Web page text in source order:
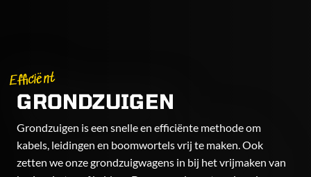
Efficiënt
GRONDZUIGEN
Grondzuigen is een snelle en efficiënte methode om
kabels, leidingen en boomwortels vrij te maken. Ook
zetten we onze grondzuigwagens in bij het vrijmaken van